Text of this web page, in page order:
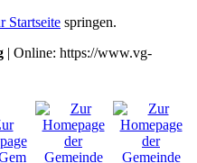
Startseite springen.
| Online: https://www.vg-